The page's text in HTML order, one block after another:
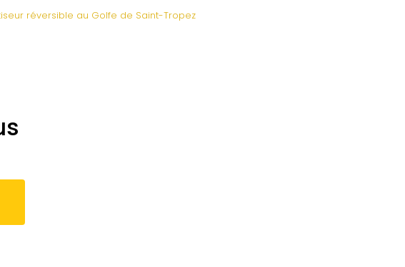
réversible au Golfe de Saint-Tropez